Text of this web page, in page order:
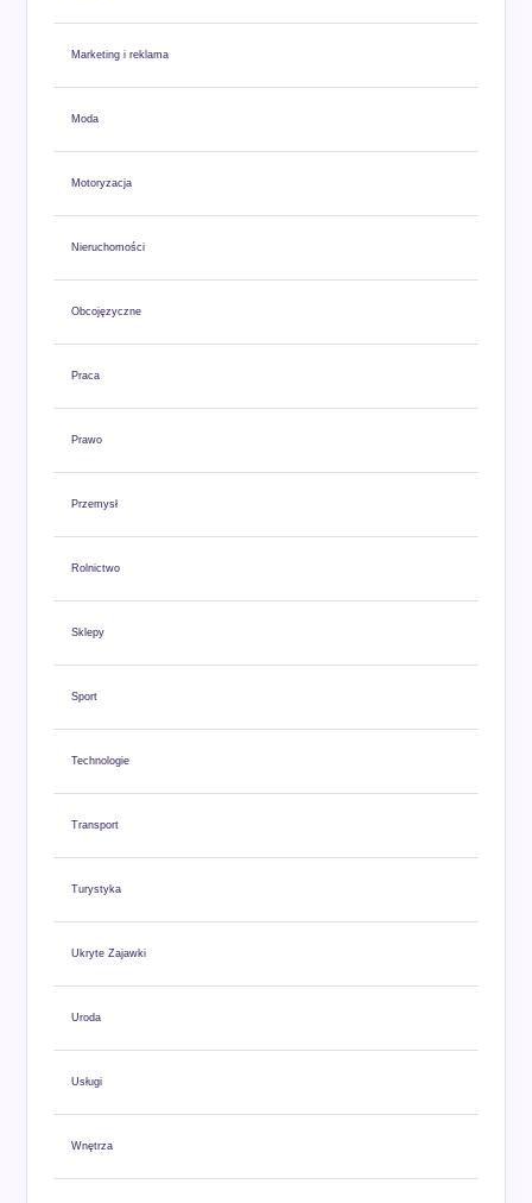
Marketing i reklama
Moda
Motoryzacja
Nieruchomości
Obcojęzyczne
Praca
Prawo
Przemysł
Rolnictwo
Sklepy
Sport
Technologie
Transport
Turystyka
Ukryte Zajawki
Uroda
Usługi
Wnętrza